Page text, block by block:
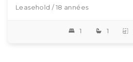
Leasehold / 18 années
1 1